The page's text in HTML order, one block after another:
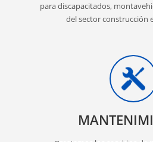
para discapacitados,
del sector construcción